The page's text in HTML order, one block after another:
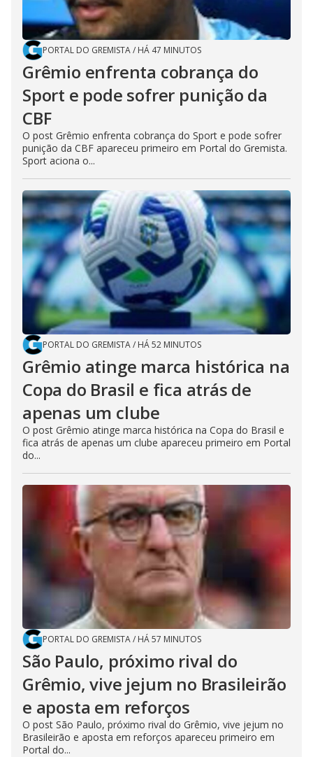
PORTAL DO GREMISTA/ HÁ 47 MINUTOS
Grêmio enfrenta cobrança do
Sport e pode sofrer punição da
CBF
O post Grêmio enfrenta cobrança do Sport e pode sofrer
punição da CBF apareceu primeiro em Portal do Gremista.
Sport aciona o...
PORTAL DO GREMISTA/ HÁ 52 MINUTOS
Grêmio atinge marca histórica na
Copa do Brasil e fica atrás de
apenas um clube
O post Grêmio atinge marca histórica na Copa do Brasil e
fica atrás de apenas um clube apareceu primeiro em Portal
do...
PORTAL DO GREMISTA/ HÁ 57 MINUTOS
São Paulo, próximo rival do
Grêmio, vive jejum no Brasileirão
e aposta em reforços
O post São Paulo, próximo rival do Grêmio, vive jejum no
Brasileirão e aposta em reforços apareceu primeiro em
Portal do...